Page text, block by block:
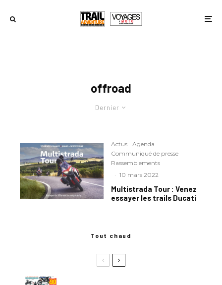
offroad
Dernier
Actus
Agenda
Communiqué de presse
Rassemblements
· 10 mars 2022
Multistrada Tour : Venez
essayer les trails Ducati
Tout chaud